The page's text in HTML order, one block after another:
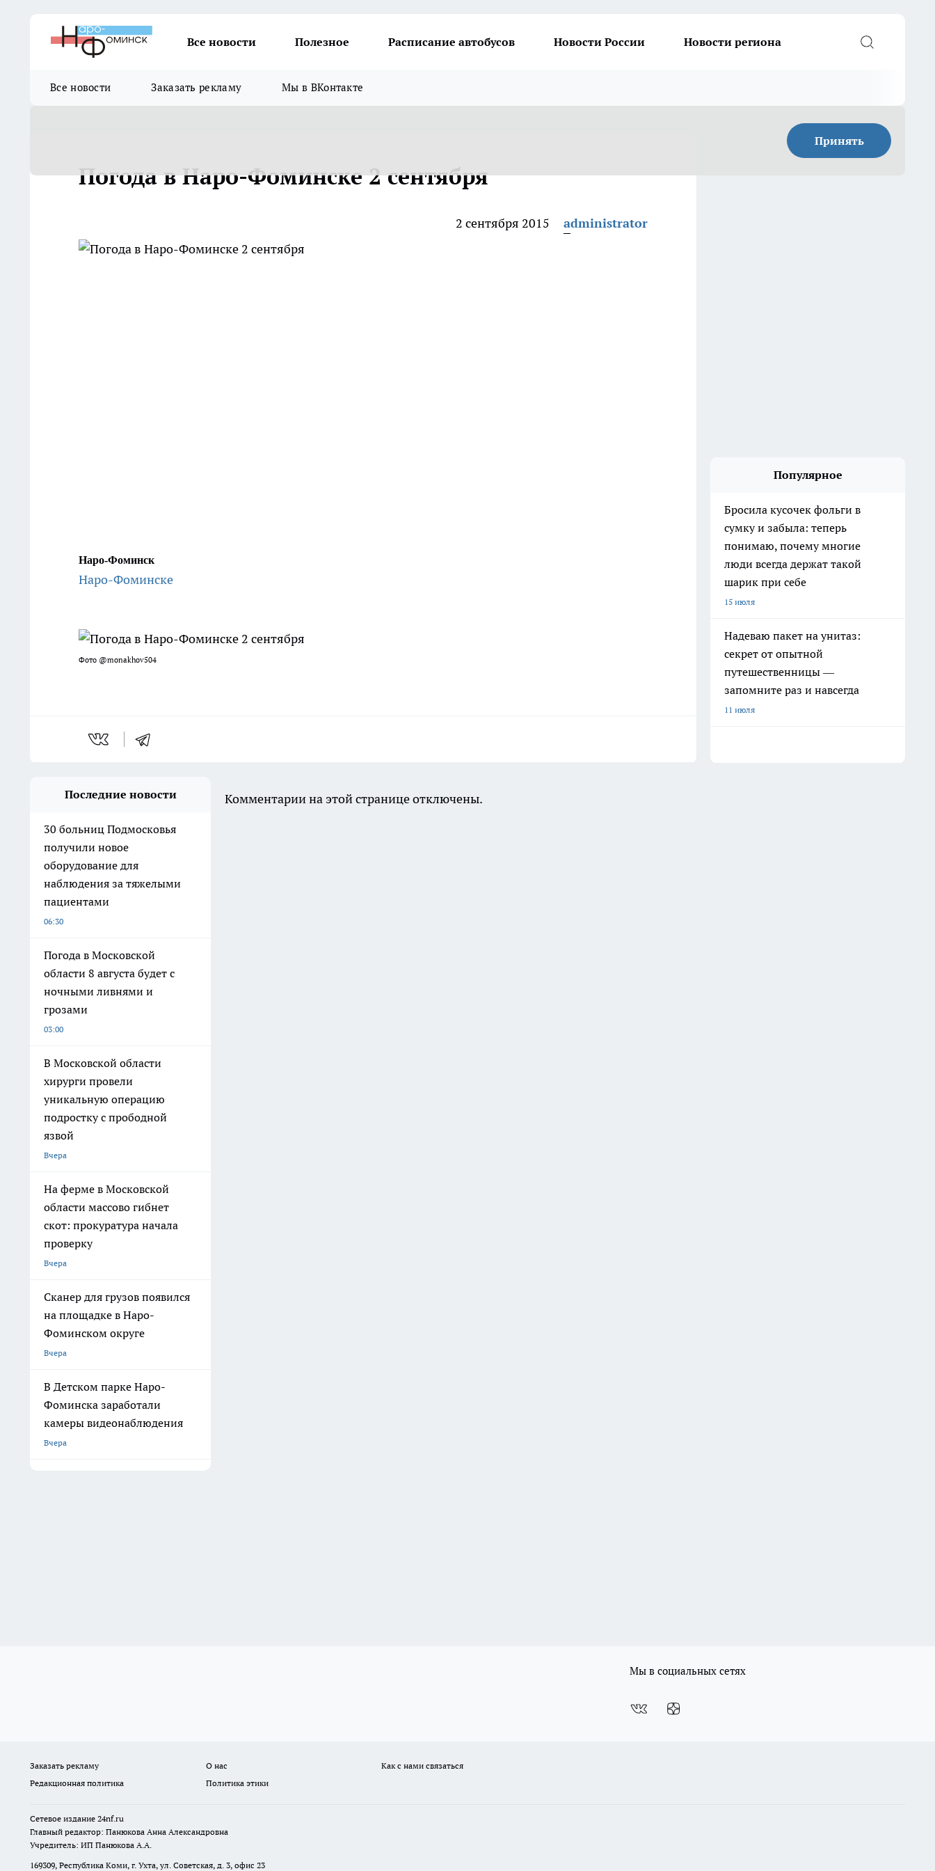
Все новости Полезное Расписание автобусов Новости России Новости региона
Все новости Заказать рекламу Мы в ВКонтакте
Принять
Погода в Наро-Фоминске 2 сентября
2 сентября 2015 administrator
Наро-Фоминск
Наро-Фоминске
Фото @monakhov504
Популярное
Бросила кусочек фольги в
сумку и забыла: теперь
понимаю, почему многие
люди всегда держат такой
шарик при себе
15 июля
Надеваю пакет на унитаз:
секрет от опытной
путешественницы —
запомните раз и навсегда
11 июля
Последние новости
30 больниц Подмосковья
получили новое
оборудование для
наблюдения за тяжелыми
пациентами
06:30
Погода в Московской
области 8 августа будет с
ночными ливнями и
грозами
03:00
В Московской области
хирурги провели
уникальную операцию
подростку с прободной
язвой
Вчера
На ферме в Московской
области массово гибнет
скот: прокуратура начала
проверку
Вчера
Сканер для грузов появился
на площадке в Наро-
Фоминском округе
Вчера
В Детском парке Наро-
Фоминска заработали
камеры видеонаблюдения
Вчера
Комментарии на этой странице отключены.
Мы в социальных сетях
Заказать рекламу О нас
Как с нами связаться
Редакционная политика
Политика этики
Сетевое издание 24nf.ru
Главный редактор: Панюкова Анна Александровна
Учредитель: ИП Панюкова А.А.
169309, Республика Коми, г. Ухта, ул. Советская, д. 3, офис 23